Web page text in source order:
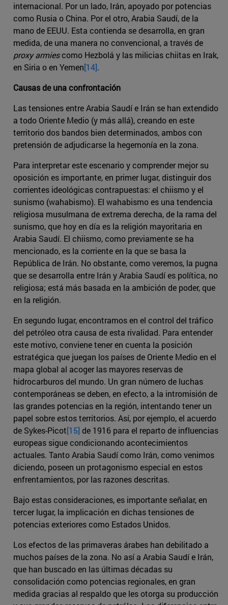
internacional. Por un lado, Irán, apoyado por potencias
como Rusia o China. Por el otro, Arabia Saudí, de la
mano de EEUU. Esta contienda se desarrolla, en gran
medida, de una manera no convencional, a través de
proxy armiescomo Hezbolá y las milicias chiitas en Irak,
en Siria o en Yemen[14].
Causas de una confrontación
Las tensiones entre Arabia Saudí e Irán se han extendido
a todo Oriente Medio (y más allá), creando en este
territorio dos bandos bien determinados, ambos con
pretensión de adjudicarse la hegemonía en la zona.
Para interpretar este escenario y comprender mejor su
oposición es importante, en primer lugar, distinguir dos
corrientes ideológicas contrapuestas: el chiismo y el
sunismo (wahabismo). El wahabismo es una tendencia
religiosa musulmana de extrema derecha, de la rama del
sunismo, que hoy en día es la religión mayoritaria en
Arabia Saudí. El chiismo, como previamente se ha
mencionado, es la corriente en la que se basa la
República de Irán. No obstante, como veremos, la pugna
que se desarrolla entre Irán y Arabia Saudí es política, no
religiosa; está más basada en la ambición de poder, que
en la religión.
En segundo lugar, encontramos en el control del tráfico
del petróleo otra causa de esta rivalidad. Para entender
este motivo, conviene tener en cuenta la posición
estratégica que juegan los países de Oriente Medio en el
mapa global al acoger las mayores reservas de
hidrocarburos del mundo. Un gran número de luchas
contemporáneas se deben, en efecto, a la intromisión de
las grandes potencias en la región, intentando tener un
papel sobre estos territorios. Así, por ejemplo, el acuerdo
de Sykes-Picot[15] de 1916 para el reparto de influencias
europeas sigue condicionando acontecimientos
actuales. Tanto Arabia Saudí como Irán, como venimos
diciendo, poseen un protagonismo especial en estos
enfrentamientos, por las razones descritas.
Bajo estas consideraciones, es importante señalar, en
tercer lugar, la implicación en dichas tensiones de
potencias exteriores como Estados Unidos.
Los efectos de las primaveras árabes han debilitado a
muchos países de la zona. No así a Arabia Saudí e Irán,
que han buscado en las últimas décadas su
consolidación como potencias regionales, en gran
medida gracias al respaldo que les otorga su producción